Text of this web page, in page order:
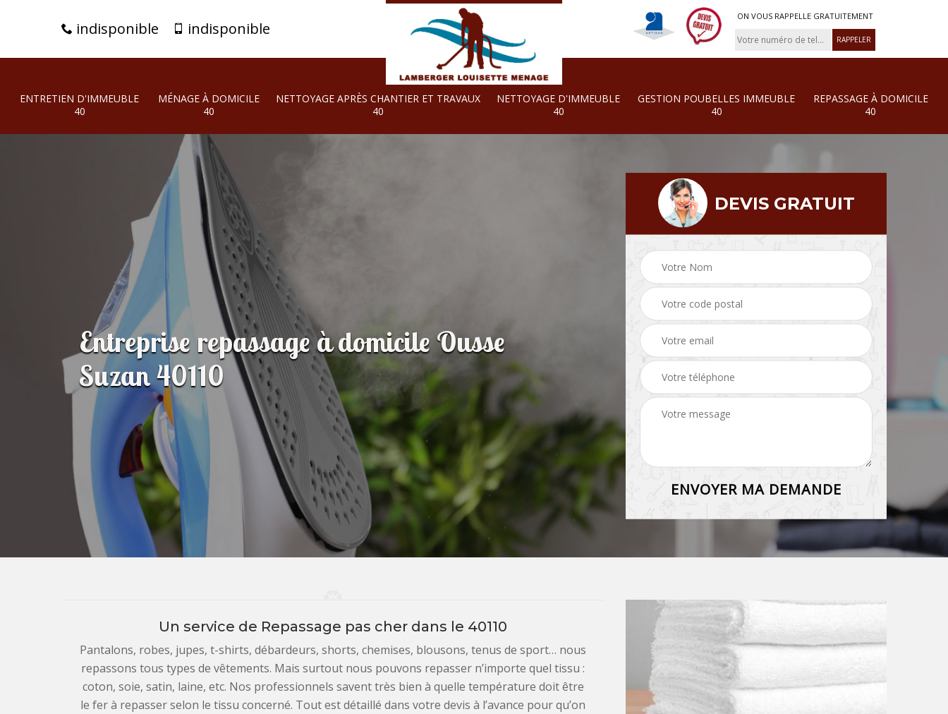
indisponible indisponible
ON VOUS RAPPELLE GRATUITEMENT
ENTRETIEN D'IMMEUBLE
40
MÉNAGE À DOMICILE
40
NETTOYAGE APRÈS CHANTIER ET TRAVAUX
40
NETTOYAGE D'IMMEUBLE
40
GESTION POUBELLES IMMEUBLE
40
REPASSAGE À DOMICILE
40
Entreprise repassage à domicile Ousse
Suzan 40110
DEVIS GRATUIT
Un service de Repassage pas cher dans le 40110
Pantalons, robes, jupes, t-shirts, débardeurs, shorts, chemises, blousons, tenus de sport… nous
repassons tous types de vêtements. Mais surtout nous pouvons repasser n’importe quel tissu :
coton, soie, satin, laine, etc. Nos professionnels savent très bien à quelle température doit être
le fer à repasser selon le tissu concerné. Tout est détaillé dans votre devis à l’avance pour qu’on